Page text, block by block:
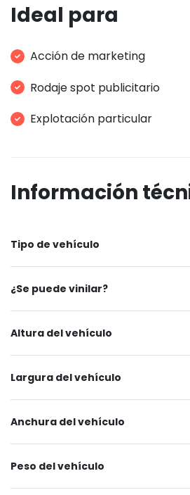
Ideal para
Acción de marketing
Rodaje spot publicitario
Explotación particular
Información
Tipo de vehículo
¿Se puede vinilar?
Altura del vehículo
Largura del vehículo
Anchura del vehículo
Peso del vehículo